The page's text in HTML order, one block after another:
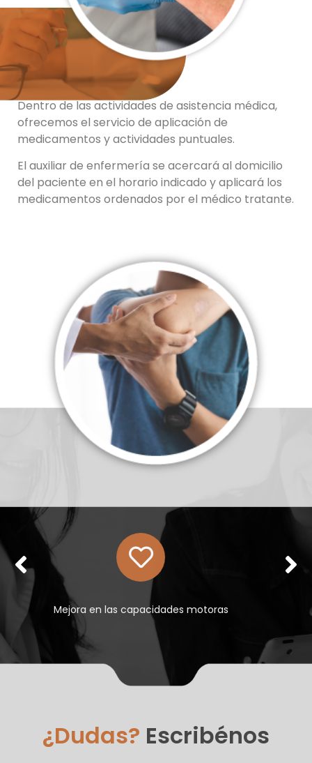
Dentro de las actividades de asistencia médica,
ofrecemos el servicio de aplicación de
medicamentos y actividades puntuales.
El auxiliar de enfermería se acercará al domicilio
del paciente en el horario indicado y aplicará los
medicamentos ordenados por el médico tratante.
Tratamientos a la medida de las posibilidades
¿Dudas? Escribénos